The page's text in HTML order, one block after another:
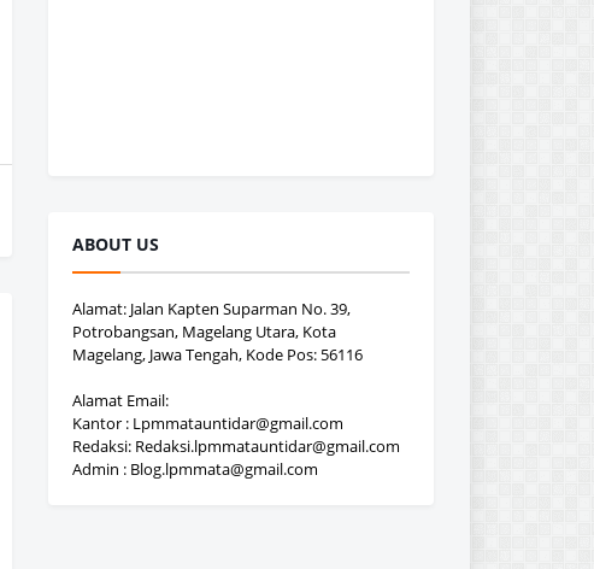
ABOUT US
Alamat: Jalan Kapten Suparman No. 39,
Potrobangsan, Magelang Utara, Kota
Magelang, Jawa Tengah, Kode Pos: 56116
Alamat Email:
Kantor : Lpmmatauntidar@gmail.com
Redaksi: Redaksi.lpmmatauntidar@gmail.com
Admin : Blog.lpmmata@gmail.com